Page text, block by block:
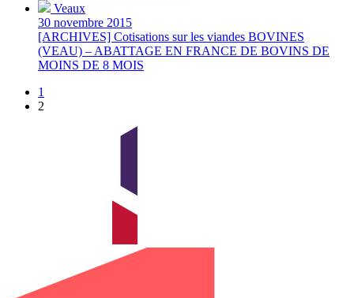
Veaux
30 novembre 2015
[ARCHIVES] Cotisations sur les viandes BOVINES
(VEAU) – ABATTAGE EN FRANCE DE BOVINS DE
MOINS DE 8 MOIS
1
2